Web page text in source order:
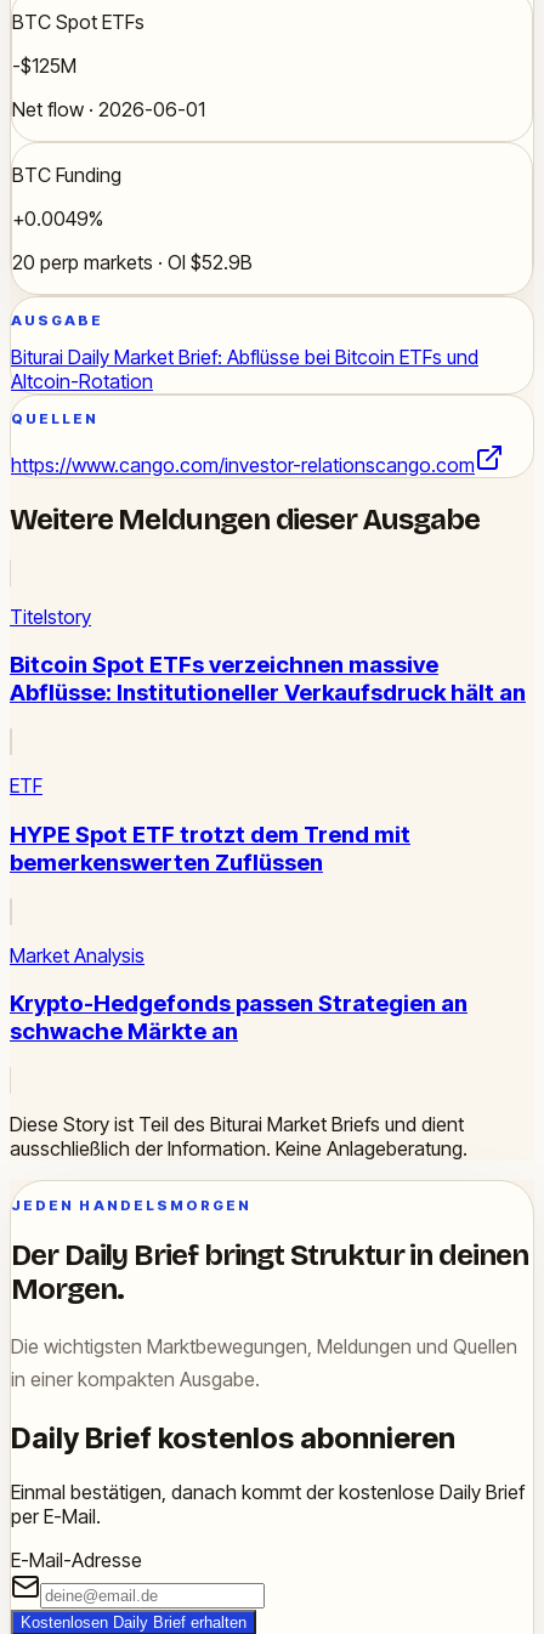
BTC Spot ETFs
-$125M
Net flow · 2026-06-01
BTC Funding
+0.0049%
20 perp markets · OI $52.9B
AUSGABE
Biturai Daily Market Brief: Abflüsse bei Bitcoin ETFs und
Altcoin-Rotation
QUELLEN
https://www.cango.com/investor-relationscango.com
Weitere Meldungen dieser Ausgabe
Titelstory
Bitcoin Spot ETFs verzeichnen massive
Abflüsse: Institutioneller Verkaufsdruck hält an
ETF
HYPE Spot ETF trotzt dem Trend mit
bemerkenswerten Zuflüssen
Market Analysis
Krypto-Hedgefonds passen Strategien an
schwache Märkte an
Diese Story ist Teil des Biturai Market Briefs und dient
ausschließlich der Information. Keine Anlageberatung.
JEDEN HANDELSMORGEN
Der Daily Brief bringt Struktur in deinen
Morgen.
Die wichtigsten Marktbewegungen, Meldungen und Quellen
in einer kompakten Ausgabe.
Daily Brief kostenlos abonnieren
Einmal bestätigen, danach kommt der kostenlose Daily Brief
per E-Mail.
E-Mail-Adresse
Kostenlosen Daily Brief erhalten